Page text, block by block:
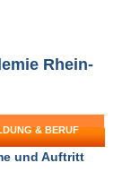
Rhein-
& BERUF
und Auftritt